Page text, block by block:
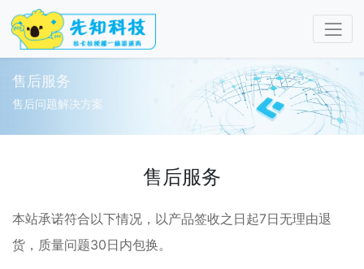
售后服务
售后问题解决方案
售后服务
本站承诺符合以下情况，以产品签收之日起7日无理由退
货，质量问题30日内包换。